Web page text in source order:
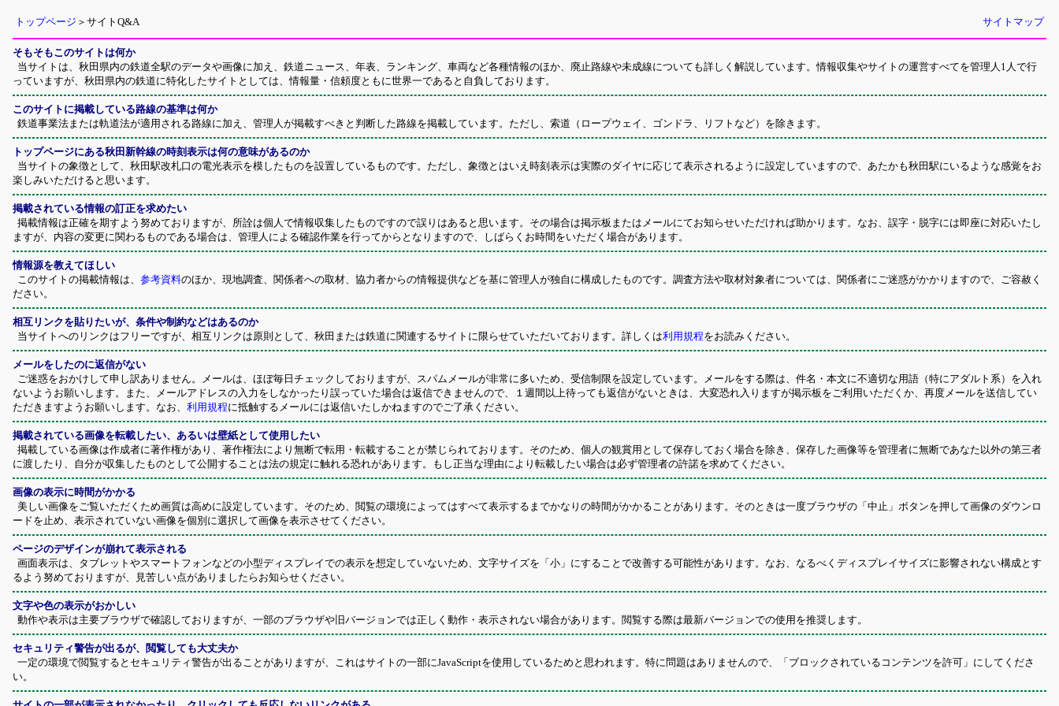
トップページ ＞サイトQ&A サイトマップ
そもそもこのサイトは何か
当サイトは、秋田県内の鉄道全駅のデータや画像に加え、鉄道ニュース、年表、ランキング、車両など各種情報のほか、廃止路線や未成線についても詳しく解説しています。情報収集やサイトの運営すべてを管理人1人で行
っていますが、秋田県内の鉄道に特化したサイトとしては、情報量・信頼度ともに世界一であると自負しております。
このサイトに掲載している路線の基準は何か
鉄道事業法または軌道法が適用される路線に加え、管理人が掲載すべきと判断した路線を掲載しています。ただし、索道（ロープウェイ、ゴンドラ、リフトなど）を除きます。
トップページにある秋田新幹線の時刻表示は何の意味があるのか
当サイトの象徴として、秋田駅改札口の電光表示を模したものを設置しているものです。ただし、象徴とはいえ時刻表示は実際のダイヤに応じて表示されるように設定していますので、あたかも秋田駅にいるような感覚をお
楽しみいただけると思います。
掲載されている情報の訂正を求めたい
掲載情報は正確を期すよう努めておりますが、所詮は個人で情報収集したものですので誤りはあると思います。その場合は掲示板またはメールにてお知らせいただければ助かります。なお、誤字・脱字には即座に対応いたし
ますが、内容の変更に関わるものである場合は、管理人による確認作業を行ってからとなりますので、しばらくお時間をいただく場合があります。
情報源を教えてほしい
このサイトの掲載情報は、 参考資料のほか、現地調査、関係者への取材、協力者からの情報提供などを基に管理人が独自に構成したものです。調査方法や取材対象者については、関係者にご迷惑がかかりますので、ご容赦く
ださい。
相互リンクを貼りたいが、条件や制約などはあるのか
当サイトへのリンクはフリーですが、相互リンクは原則として、秋田または鉄道に関連するサイトに限らせていただいております。詳しくは利用規程をお読みください。
メールをしたのに返信がない
ご迷惑をおかけして申し訳ありません。メールは、ほぼ毎日チェックしておりますが、スパムメールが非常に多いため、受信制限を設定しています。メールをする際は、件名・本文に不適切な用語（特にアダルト系）を入れ
ないようお願いします。また、メールアドレスの入力をしなかったり誤っていた場合は返信できませんので、１週間以上待っても返信がないときは、大変恐れ入りますが掲示板をご利用いただくか、再度メールを送信してい
ただきますようお願いします。なお、 利用規程に抵触するメールには返信いたしかねますのでご了承ください。
掲載されている画像を転載したい、あるいは壁紙として使用したい
掲載している画像は作成者に著作権があり、著作権法により無断で転用・転載することが禁じられております。そのため、個人の観賞用として保存しておく場合を除き、保存した画像等を管理者に無断であなた以外の第三者
に渡したり、自分が収集したものとして公開することは法の規定に触れる恐れがあります。もし正当な理由により転載したい場合は必ず管理者の許諾を求めてください。
画像の表示に時間がかかる
美しい画像をご覧いただくため画質は高めに設定しています。そのため、閲覧の環境によってはすべて表示するまでかなりの時間がかかることがあります。そのときは一度ブラウザの「中止」ボタンを押して画像のダウンロ
ードを止め、表示されていない画像を個別に選択して画像を表示させてください。
ページのデザインが崩れて表示される
画面表示は、タブレットやスマートフォンなどの小型ディスプレイでの表示を想定していないため、文字サイズを「小」にすることで改善する可能性があります。なお、なるべくディスプレイサイズに影響されない構成とす
るよう努めておりますが、見苦しい点がありましたらお知らせください。
文字や色の表示がおかしい
動作や表示は主要ブラウザで確認しておりますが、一部のブラウザや旧バージョンでは正しく動作・表示されない場合があります。閲覧する際は最新バージョンでの使用を推奨します。
セキュリティ警告が出るが、閲覧しても大丈夫か
一定の環境で閲覧するとセキュリティ警告が出ることがありますが、これはサイトの一部にJavaScriptを使用しているためと思われます。特に問題はありませんので、「ブロックされているコンテンツを許可」にしてくださ
い。